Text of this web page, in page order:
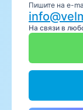
Пишите на e-
На связи в